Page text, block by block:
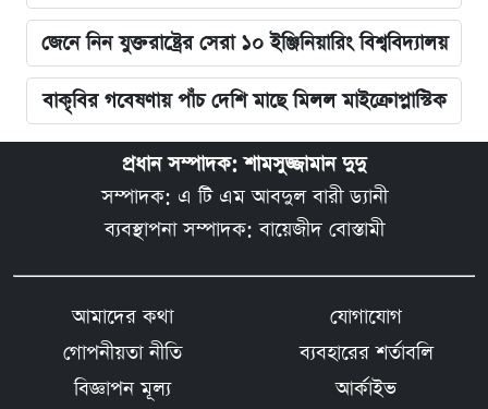
জেনে নিন যুক্তরাষ্ট্রের সেরা ১০ ইঞ্জিনিয়ারিং বিশ্ববিদ্যালয়
বাকৃবির গবেষণায় পাঁচ দেশি মাছে মিলল মাইক্রোপ্লাস্টিক
প্রধান সম্পাদক: শামসুজ্জামান দুদু
সম্পাদক: এ টি এম আবদুল বারী ড্যানী
ব্যবস্থাপনা সম্পাদক: বায়েজীদ বোস্তামী
আমাদের কথা
যোগাযোগ
গোপনীয়তা নীতি
ব্যবহারের শর্তাবলি
বিজ্ঞাপন মূল্য
আর্কাইভ